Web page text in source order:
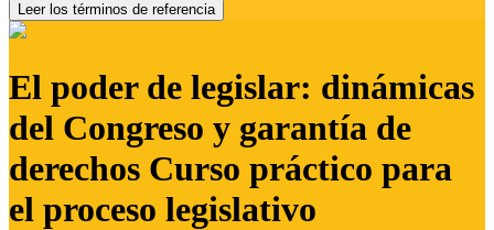
Leer los términos de referencia
El poder de legislar: dinámicas
del Congreso y garantía de
derechos Curso práctico para
el proceso legislativo